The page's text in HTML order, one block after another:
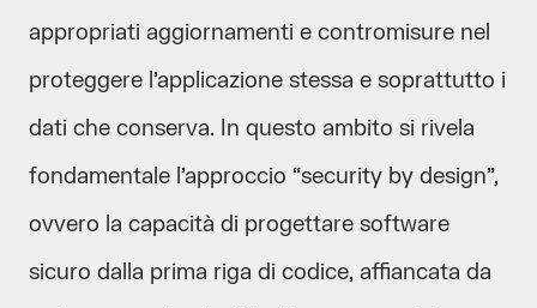
appropriati aggiornamenti e contromisure nel
proteggere l’applicazione stessa e soprattutto i
dati che conserva. In questo ambito si rivela
fondamentale l’approccio “security by design”,
ovvero la capacità di progettare software
sicuro dalla prima riga di codice, affiancata da